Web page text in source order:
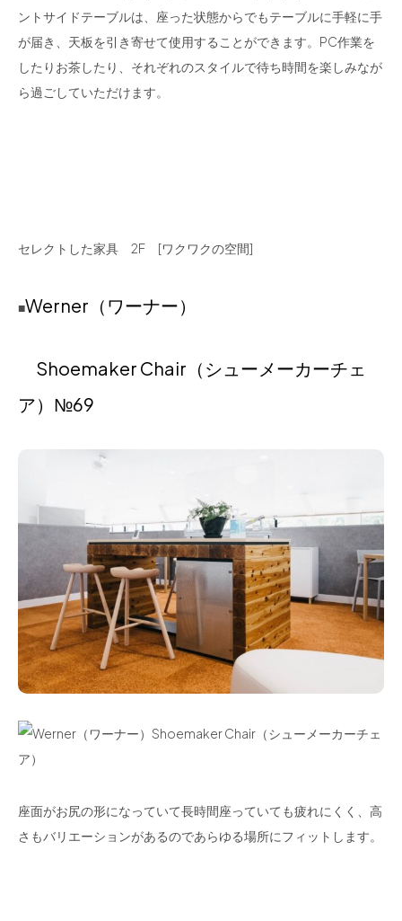
ントサイドテーブルは、座った状態からでもテーブルに手軽に手
が届き、天板を引き寄せて使用することができます。PC作業を
したりお茶したり、それぞれのスタイルで待ち時間を楽しみなが
ら過ごしていただけます。
セレクトした家具 2F [ワクワクの空間]
■Werner（ワーナー）
Shoemaker Chair（シューメーカーチェ
ア）№69
座面がお尻の形になっていて長時間座っていても疲れにくく、高
さもバリエーションがあるのであらゆる場所にフィットします。